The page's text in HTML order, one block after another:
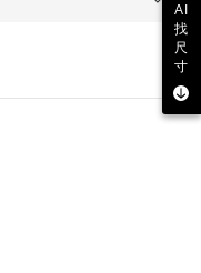
AI
找
尺
寸